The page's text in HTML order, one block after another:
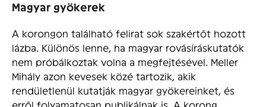
Magyar gyökerek
A korongon található felirat sok szakértőt hozott
lázba. Különös lenne, ha magyar rovásíráskutatók
nem próbálkoztak volna a megfejtésével. Meller
Mihály azon kevesek közé tartozik, akik
rendületlenül kutatják magyar gyökereinket, és
erről folyamatosan publikálnak is. A korong